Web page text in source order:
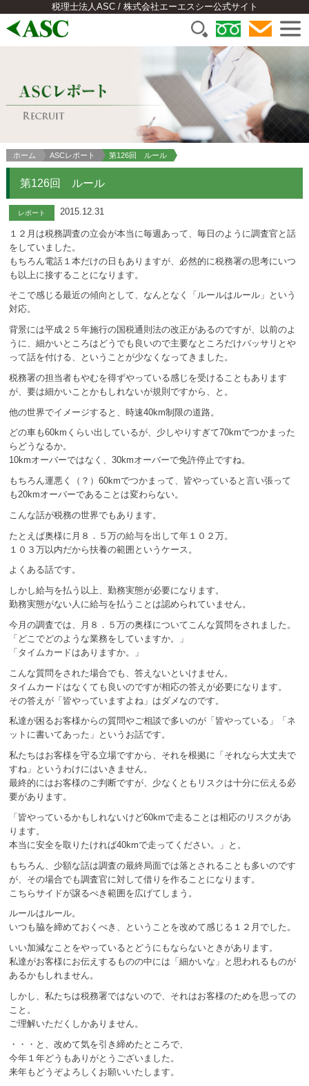
税理士法人ASC / 株式会社エーエスシー公式サイト
ホーム ASCレポート 第126回 ルール
第126回 ルール
レポート 2015.12.31
１２月は税務調査の立会が本当に毎週あって、毎日のように調査官と話
をしていました。
もちろん電話１本だけの日もありますが、必然的に税務署の思考にいつ
も以上に接することになります。
そこで感じる最近の傾向として、なんとなく「ルールはルール」という
対応。
背景には平成２５年施行の国税通則法の改正があるのですが、以前のよ
うに、細かいところはどうでも良いので主要なところだけバッサリとや
って話を付ける、ということが少なくなってきました。
税務署の担当者もやむを得ずやっている感じを受けることもあります
が、要は細かいことかもしれないが規則ですから、と。
他の世界でイメージすると、時速40km制限の道路。
どの車も60kmくらい出しているが、少しやりすぎて70kmでつかまった
らどうなるか。
10kmオーバーではなく、30kmオーバーで免許停止ですね。
もちろん運悪く（？）60kmでつかまって、皆やっていると言い張って
も20kmオーバーであることは変わらない。
こんな話が税務の世界でもあります。
たとえば奥様に月８．５万の給与を出して年１０２万。
１０３万以内だから扶養の範囲というケース。
よくある話です。
しかし給与を払う以上、勤務実態が必要になります。
勤務実態がない人に給与を払うことは認められていません。
今月の調査では、月８．５万の奥様についてこんな質問をされました。
「どこでどのような業務をしていますか。」
「タイムカードはありますか。」
こんな質問をされた場合でも、答えないといけません。
タイムカードはなくても良いのですが相応の答えが必要になります。
その答えが「皆やっていますよね」はダメなのです。
私達が困るお客様からの質問やご相談で多いのが「皆やっている」「ネ
ットに書いてあった」というお話です。
私たちはお客様を守る立場ですから、それを根拠に「それなら大丈夫で
すね」というわけにはいきません。
最終的にはお客様のご判断ですが、少なくともリスクは十分に伝える必
要があります。
「皆やっているかもしれないけど60kmで走ることは相応のリスクがあ
ります。
本当に安全を取りたければ40kmで走ってください。」と。
もちろん、少額な話は調査の最終局面では落とされることも多いのです
が、その場合でも調査官に対して借りを作ることになります。
こちらサイドが譲るべき範囲を広げてしまう。
ルールはルール。
いつも脇を締めておくべき、ということを改めて感じる１２月でした。
いい加減なことをやっているとどうにもならないときがあります。
私達がお客様にお伝えするものの中には「細かいな」と思われるものが
あるかもしれません。
しかし、私たちは税務署ではないので、それはお客様のためを思っての
こと。
ご理解いただくしかありません。
・・・と、改めて気を引き締めたところで、
今年１年どうもありがとうございました。
来年もどうぞよろしくお願いいたします。